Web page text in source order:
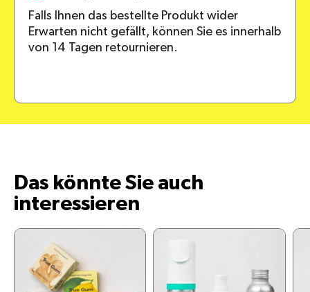
Falls Ihnen das bestellte Produkt wider
Erwarten nicht gefällt, können Sie es innerhalb
von 14 Tagen retournieren.
Das könnte Sie auch
interessieren